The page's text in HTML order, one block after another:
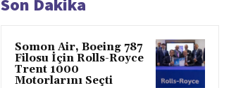
Son Dakika
Somon Air, Boeing 787
Filosu İçin Rolls-Royce
Trent 1000
Motorlarını Seçti